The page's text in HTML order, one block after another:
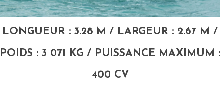
LONGUEUR : 3.28 M / LARGEUR : 2.67 M /
POIDS : 3 071 KG / PUISSANCE MAXIMUM :
400 CV